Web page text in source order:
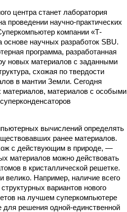
центра станет лаборатория
проведении научно-практических
компании «Т-
научных разработок SBU.
программа, разработанная
новых материалов с заданными
схожая по твердости
в мантии Земли. Сегодня
материалов, материалов с особыми
вычислений определять
ранее материалов.
с действующим в природе, —
материалов можно действовать
в кристаллической решетке.
велико. Например, наличие всего
вариантов нового
на лучшем суперкомпьютере
решения одной-единственной